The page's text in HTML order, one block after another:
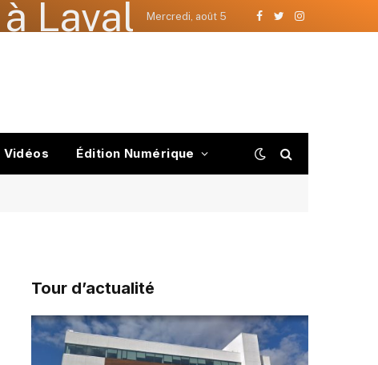
Laval Mercredi, août 5
Facebook
TwitterInstagram
Vidéos Édition Numérique
Tour d’actualité